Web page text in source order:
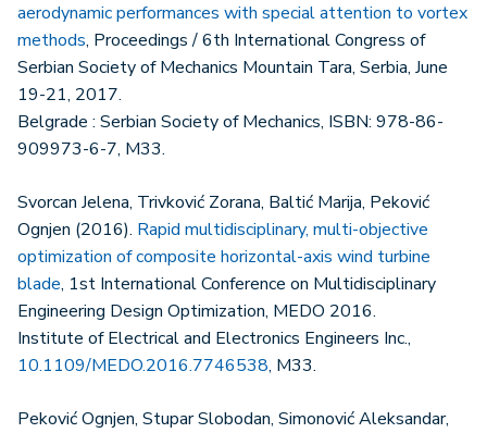
aerodynamic performances with special attention to vortex
methods, Proceedings / 6th International Congress of
Serbian Society of Mechanics Mountain Tara, Serbia, June
19-21, 2017.
Belgrade : Serbian Society of Mechanics, ISBN: 978-86-
909973-6-7, M33.
Svorcan Jelena, Trivković Zorana, Baltić Marija, Peković
Ognjen (2016). Rapid multidisciplinary, multi-objective
optimization of composite horizontal-axis wind turbine
blade, 1st International Conference on Multidisciplinary
Engineering Design Optimization, MEDO 2016.
Institute of Electrical and Electronics Engineers Inc.,
10.1109/MEDO.2016.7746538, M33.
Peković Ognjen, Stupar Slobodan, Simonović Aleksandar,